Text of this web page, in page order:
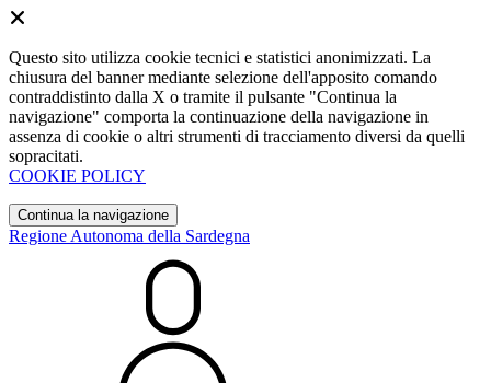
Questo sito utilizza cookie tecnici e statistici anonimizzati. La
chiusura del banner mediante selezione dell'apposito comando
contraddistinto dalla X o tramite il pulsante "Continua la
navigazione" comporta la continuazione della navigazione in
assenza di cookie o altri strumenti di tracciamento diversi da quelli
sopracitati.
COOKIE POLICY
Continua la navigazione
Regione Autonoma della Sardegna